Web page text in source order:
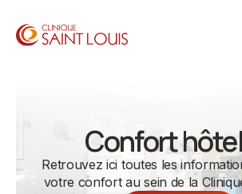
Confort
Retrouvez ici toutes les
votre confort au sein de la